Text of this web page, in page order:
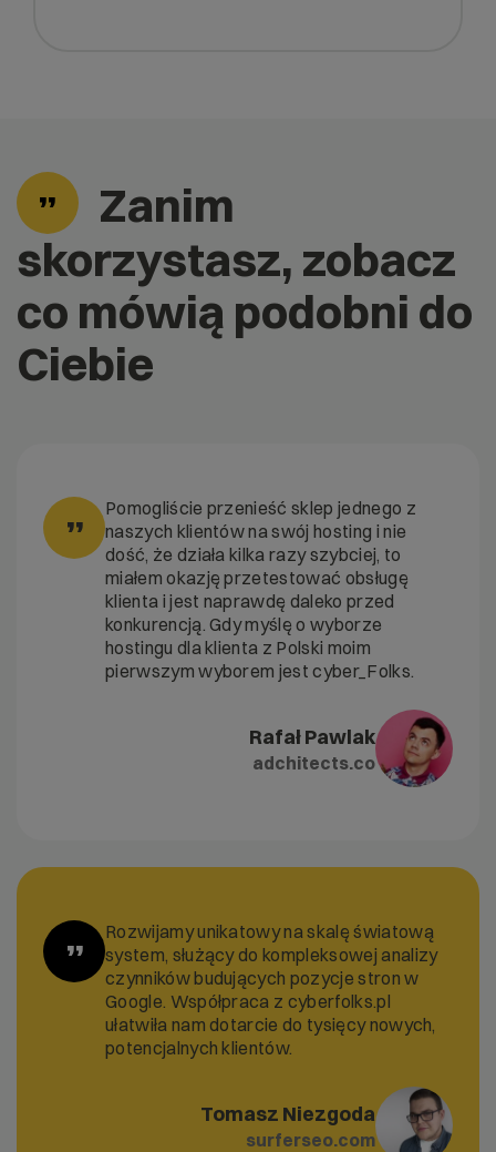
Zanim
skorzystasz, zobacz
co mówią podobni do
Ciebie
”
Pomogliście przenieść sklep jednego z
naszych klientów na swój hosting i nie
dość, że działa kilka razy szybciej, to
miałem okazję przetestować obsługę
klienta i jest naprawdę daleko przed
konkurencją. Gdy myślę o wyborze
hostingu dla klienta z Polski moim
pierwszym wyborem jest cyber_Folks.
Rafał Pawlak
adchitects.co
”
Rozwijamy unikatowy na skalę światową
system, służący do kompleksowej analizy
czynników budujących pozycje stron w
Google. Współpraca z cyberfolks.pl
ułatwiła nam dotarcie do tysięcy nowych,
potencjalnych klientów.
Tomasz Niezgoda
surferseo.com